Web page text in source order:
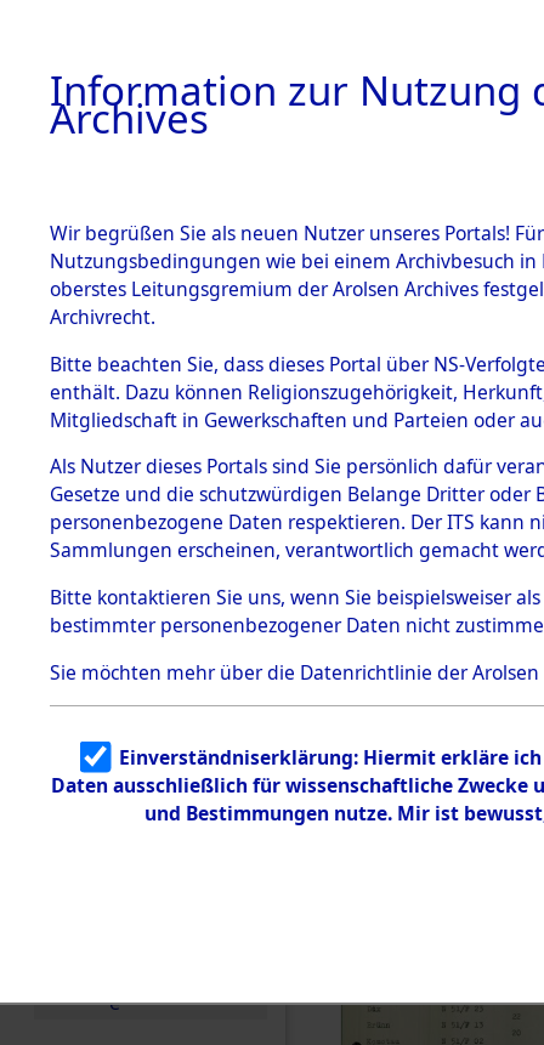
BESTÄNDE
1.
mente
5. Verschiedenes
5.3
Todesmärsche
5.3.1 Alliierte
Erhebungen
zu
Todesmärsch
en
5.3.2
Identifizierun
g
5.3.3
Todesmärsch
e
0002
Information zur Nutzung
Archives
Wir begrüßen Sie als neuen Nutzer unseres Portals!
Nutzungsbedingungen wie bei einem Archivbesuch
oberstes Leitungsgremium der Arolsen Archives
Archivrecht.
Bitte beachten Sie, dass dieses Portal über NS-
enthält. Dazu können Religionszugehörigkeit,
Mitgliedschaft in Gewerkschaften und Parteien oder
Als Nutzer dieses Portals sind Sie persönlich dafür
Gesetze und die schutzwürdigen Belange Dritter
personenbezogene Daten respektieren. Der ITS
Sammlungen erscheinen, verantwortlich gemacht
Bitte kontaktieren Sie uns, wenn Sie beispielsweiser
bestimmter personenbezogener Daten nicht
Sie möchten mehr über die Datenrichtlinie der Arolsen
Einverständniserklärung: Hiermit erkläre
Daten ausschließlich für wissenschaftliche
und Bestimmungen nutze. Mir ist